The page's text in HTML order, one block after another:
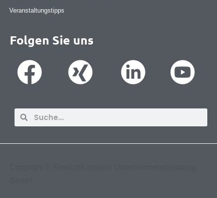
Veranstaltungstipps
Folgen Sie uns